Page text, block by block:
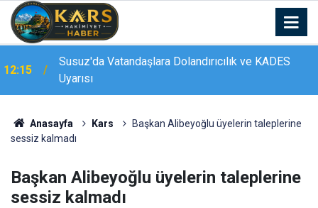
12:15
Susuz'da Vatandaşlara Dolandırıcılık ve KADES
Uyarısı
12:06
Mahmut Uykusuz’un adı parka, Mehmet Sekmen adı
caddeye verildi
Anasayfa Kars
Başkan Alibeyoğlu üyelerin taleplerine
sessiz kalmadı
Başkan Alibeyoğlu üyelerin taleplerine
sessiz kalmadı